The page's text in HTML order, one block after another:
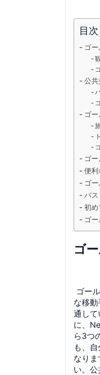
目次
ゴ
公共
ゴ
ゴ
便利
ゴ
バ
初
ゴ
ゴ
ゴー
な移
通し
に、
ら3つ
も、
なり
い。